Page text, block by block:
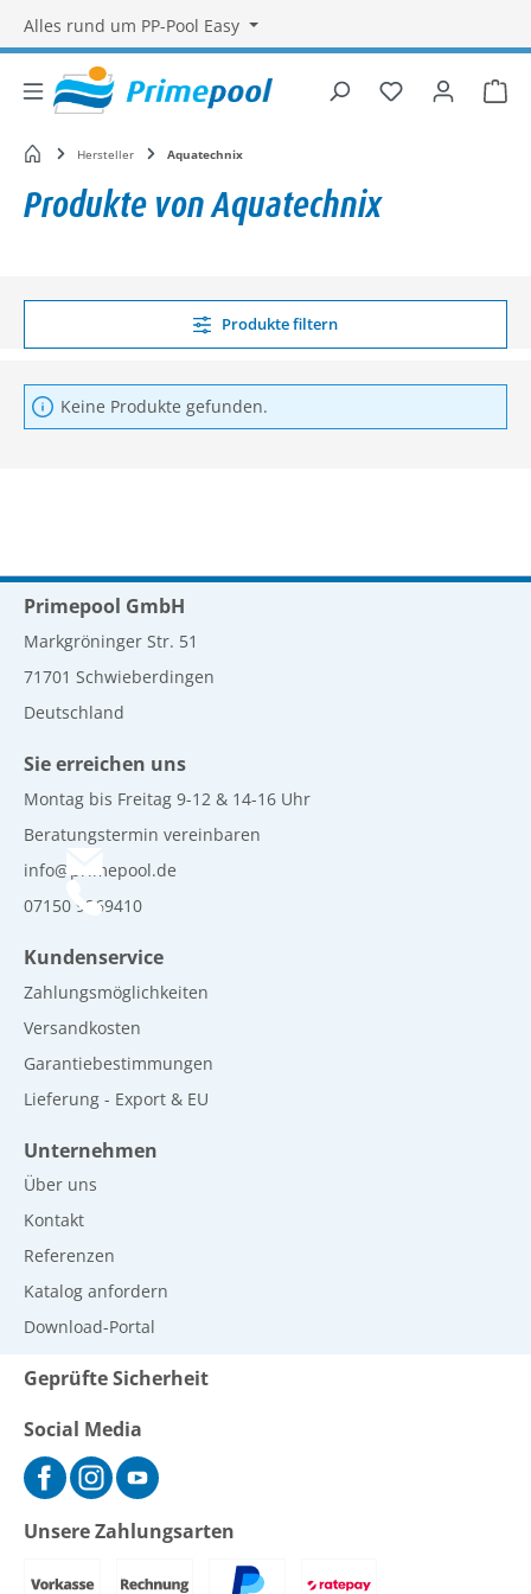
Alles rund um PP-Pool Easy
Du hast 0
Startseite Hersteller Aquatechnix
Produkte von Aquatechnix
Produkte filtern
Keine Produkte gefunden.
Primepool GmbH
Markgröninger Str. 51
71701 Schwieberdingen
Deutschland
Sie erreichen uns
Montag bis Freitag 9-12 & 14-16 Uhr
Beratungstermin vereinbaren
info@primepool.de
07150 9269410
Kundenservice
Zahlungsmöglichkeiten
Versandkosten
Garantiebestimmungen
Lieferung - Export & EU
Unternehmen
Über uns
Kontakt
Referenzen
Katalog anfordern
Download-Portal
Geprüfte Sicherheit
Social Media
Unsere Zahlungsarten